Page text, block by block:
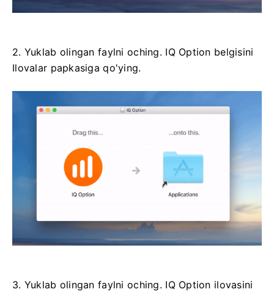
2. Yuklab olingan faylni oching. IQ Option belgisini
Ilovalar papkasiga qo'ying.
3. Yuklab olingan faylni oching. IQ Option ilovasini